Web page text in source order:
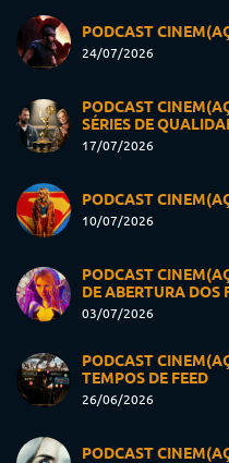
PODCAST
24/07/2026
PODCAST
SÉRIES DE
17/07/2026
PODCAST
10/07/2026
PODCAST
DE ABERTURA DOS
03/07/2026
PODCAST
TEMPOS DE FEED
26/06/2026
PODCAST